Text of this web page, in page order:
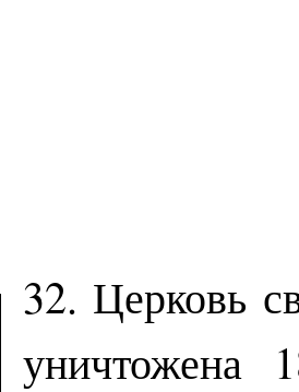
32. Церковь
уничтожена